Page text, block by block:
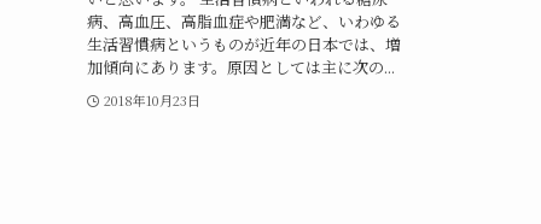
病、高血圧、高脂血症や肥満など、いわゆる
生活習慣病というものが近年の日本では、増
加傾向にあります。原因としては主に次の...
2018年10月23日